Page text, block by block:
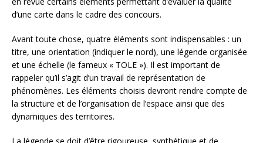
d’une carte dans le cadre des concours.
Avant toute chose, quatre éléments sont indispensables : un
titre, une orientation (indiquer le nord), une légende organisée
et une échelle (le fameux « TOLE »). Il est important de
rappeler qu’il s’agit d’un travail de représentation de
phénomènes. Les éléments choisis devront rendre compte de
la structure et de l’organisation de l’espace ainsi que des
dynamiques des territoires.